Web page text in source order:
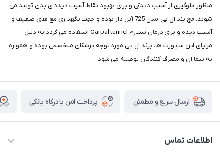
منظور جلوگیری از آسیب ­دیدگی و برای بهبود نقاط آسیب دیده­ ی بدن تولید می
شوند. مچ بند ال پی مدل 725 آتل دار بوده و جهت نگهداری مچ های ضعیف و
آسیب دیده و برای درمان سندرم Carpal tunnel استفاده می گردد.به دلیل
مزایای این ساپورت ها، برند ال پی مورد توجه پزشکان متخصص بوده و همواره
به بیماران و مصرف کنندگان توصیه می شود.
ارسال سریع و مطمئن پرداخت امن با درگاه بانکی
اطلاعات تماس